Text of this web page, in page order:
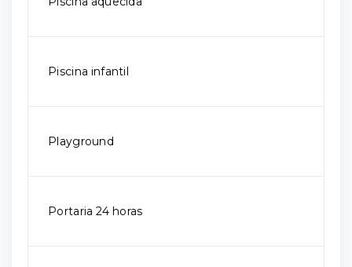
Piscina infantil
Playground
Portaria 24 horas